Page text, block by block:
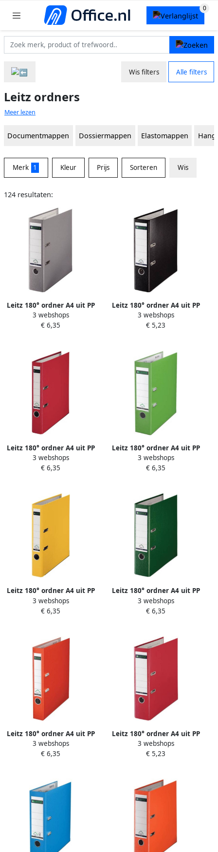
Wis filters Alle filters
Leitz ordners
Meer lezen
Documentmappen Dossiermappen Elastomappen
Merk 1 Kleur Prijs Sorteren Wis
124 resultaten:
Leitz 180° ordner A4 uit PP
rug van 8 cm grijs
3 webshops
€ 6,35
Leitz 180° ordner A4 uit PP
rug van 8 cm zwart
3 webshops
€ 5,23
Leitz 180° ordner A4 uit PP
rug van 5 cm rood
3 webshops
€ 6,35
Leitz 180° ordner A4 uit PP
rug van 8 cm lichtgroen
3 webshops
€ 6,35
Leitz 180° ordner A4 uit PP
rug van 5 cm geel
3 webshops
€ 6,35
Leitz 180° ordner A4 uit PP
rug van 8 cm groen
3 webshops
€ 6,35
Leitz 180° ordner A4 uit PP
rug van 5 cm lichtrood
3 webshops
€ 6,35
Leitz 180° ordner A4 uit PP
rug van 8 cm rood
3 webshops
€ 5,23